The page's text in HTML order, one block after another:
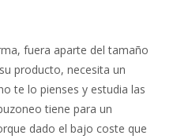
fuera aparte del tamaño
producto, necesita un
te lo pienses y estudia las
tiene para un
dado el bajo coste que